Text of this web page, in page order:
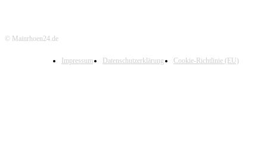
© Mainrhoen24.de
Impressum Datenschutzerklärung Cookie-Richtlinie (EU)